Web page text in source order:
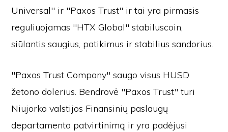
Universal" ir "Paxos Trust" ir tai yra pirmasis
reguliuojamas "HTX Global" stabiluscoin,
siūlantis saugius, patikimus ir stabilius sandorius.
"Paxos Trust Company" saugo visus HUSD
žetono dolerius. Bendrovė "Paxos Trust" turi
Niujorko valstijos Finansinių paslaugų
departamento patvirtinimą ir yra padėjusi